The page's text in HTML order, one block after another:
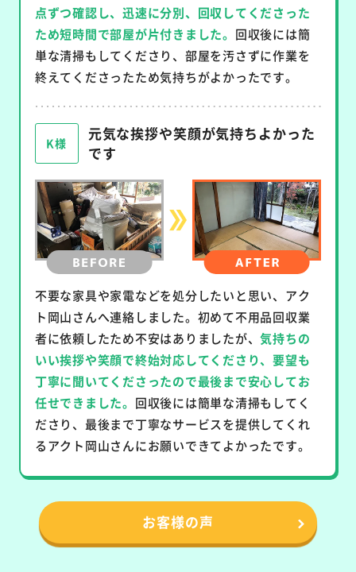
点ずつ確認し、迅速に分別、回収してくださった
ため短時間で部屋が片付きました。 回収後には簡
単な清掃もしてくださり、部屋を汚さずに作業を
終えてくださったため気持ちがよかったです。
K様
元気な挨拶や笑顔が気持ちよかった
です
不要な家具や家電などを処分したいと思い、アク
ト岡山さんへ連絡しました。初めて不用品回収業
者に依頼したため不安はありましたが、気持ちの
いい挨拶や笑顔で終始対応してくださり、要望も
丁寧に聞いてくださったので最後まで安心してお
任せできました。 回収後には簡単な清掃もしてく
ださり、最後まで丁寧なサービスを提供してくれ
るアクト岡山さんにお願いできてよかったです。
お客様の声